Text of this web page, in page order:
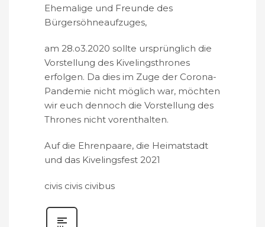
Ehemalige und Freunde des
Bürgersöhneaufzuges,
am 28.o3.2020 sollte ursprünglich die
Vorstellung des Kivelingsthrones
erfolgen. Da dies im Zuge der Corona-
Pandemie nicht möglich war, möchten
wir euch dennoch die Vorstellung des
Thrones nicht vorenthalten.
Auf die Ehrenpaare, die Heimatstadt
und das Kivelingsfest 2021
civis civis civibus